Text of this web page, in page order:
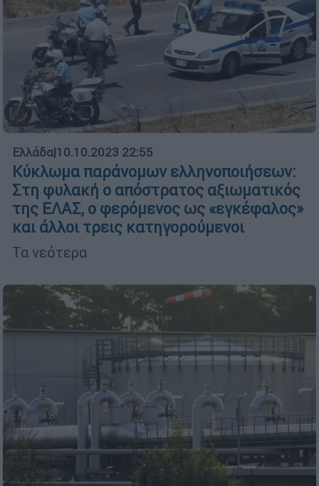
Ελλάδα|10.10.2023 22:55
Κύκλωμα παράνομων ελληνοποιήσεων:
Στη φυλακή ο απόστρατος αξιωματικός
της ΕΛΑΣ, ο φερόμενος ως «εγκέφαλος»
και άλλοι τρεις κατηγορούμενοι
Τα νεότερα